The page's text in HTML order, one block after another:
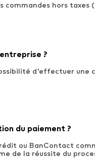
hors taxes
?
d'effectuer une
du paiement ?
ou BanContact
de la réussite du